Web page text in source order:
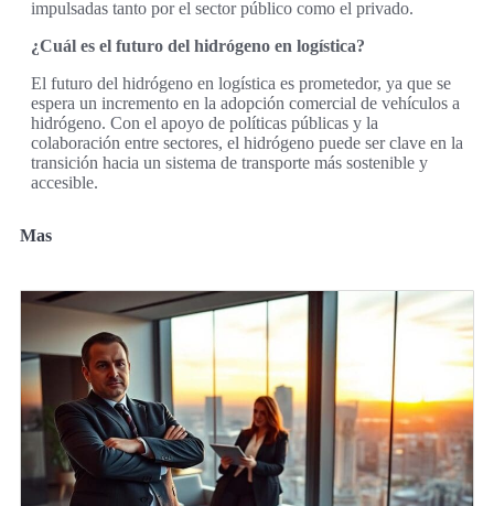
impulsadas tanto por el sector público como el privado.
¿Cuál es el futuro del hidrógeno en logística?
El futuro del hidrógeno en logística es prometedor, ya que se
espera un incremento en la adopción comercial de vehículos a
hidrógeno. Con el apoyo de políticas públicas y la
colaboración entre sectores, el hidrógeno puede ser clave en la
transición hacia un sistema de transporte más sostenible y
accesible.
Mas